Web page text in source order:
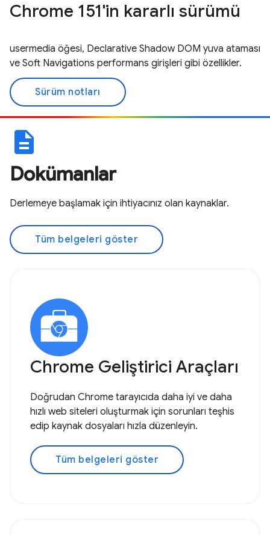
Chrome 151'in kararlı sürümü
usermedia öğesi, Declarative Shadow DOM yuva ataması
ve Soft Navigations performans girişleri gibi özellikler.
Sürüm notları
description
Dokümanlar
Derlemeye başlamak için ihtiyacınız olan kaynaklar.
Tüm belgeleri göster
Chrome Geliştirici Araçları
Doğrudan Chrome tarayıcıda daha iyi ve daha
hızlı web siteleri oluşturmak için sorunları teşhis
edip kaynak dosyaları hızla düzenleyin.
Tüm belgeleri göster